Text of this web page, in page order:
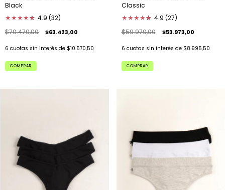
Black
★★★★★
★ 4.9 (32)
$70.470,00
$63.423,00
6 cuotas sin interés de $10.570,50
COMPRAR
Classic
★★★★★
★ 4.9 (27)
$59.970,00
$53.973,00
6 cuotas sin interés de $8.995,50
COMPRAR